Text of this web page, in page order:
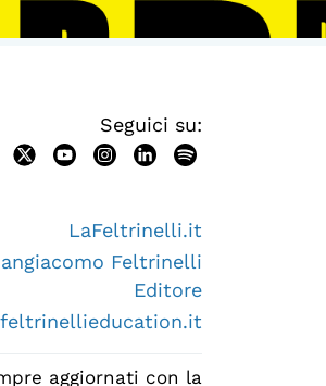
Seguici su:
LaFeltrinelli.it
Feltrinelli
Editore
feltrinellieducation.it
aggiornati con la